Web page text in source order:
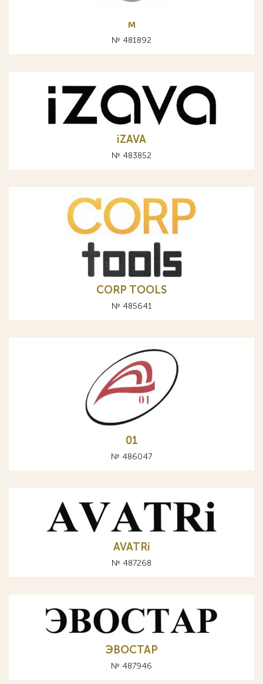
м
№ 481892
iZAVA
№ 483852
CORP TOOLS
№ 485641
01
№ 486047
AVATRi
№ 487268
ЭВОСТАР
№ 487946